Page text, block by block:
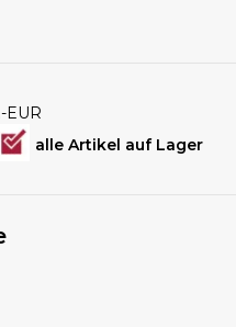
EUR
alle Artikel auf Lager